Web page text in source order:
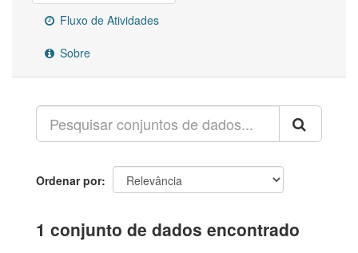
Fluxo de Atividades
Sobre
Ordenar por
1 conjunto de dados encontrado